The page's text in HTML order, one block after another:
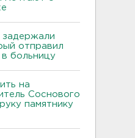
отправил
больницу
на
Соснового
памятнику